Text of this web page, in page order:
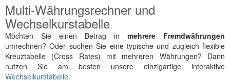
Multi-Währungsrechner und
Wechselkurstabelle
Möchten Sie einen Betrag in mehrere Fremdwährungen
umrechnen? Oder suchen Sie eine typische und zugleich flexible
Kreuztabelle (Cross Rates) mit mehreren Währungen? Dann
nutzen Sie am besten unsere einzigartige interaktive
Wechselkurstabelle.